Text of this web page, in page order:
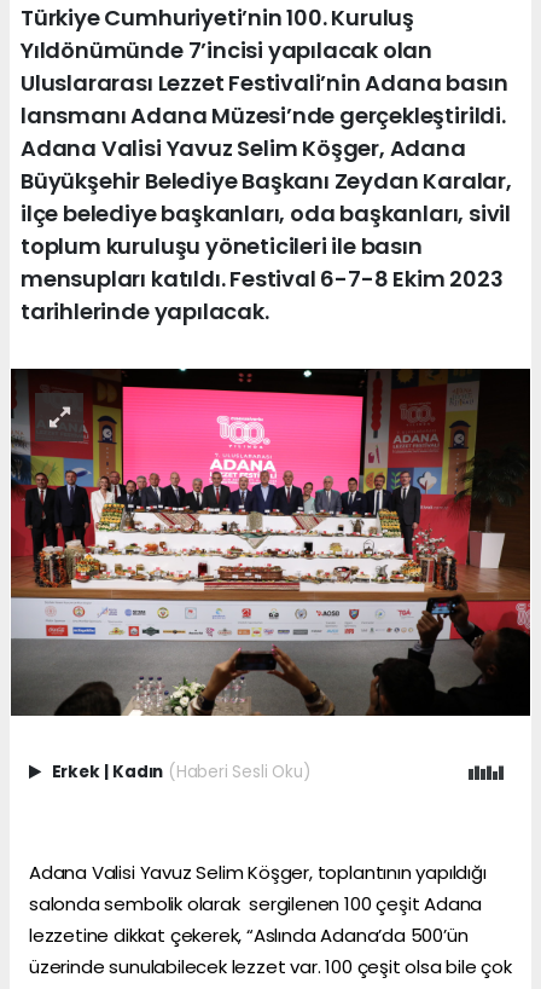
Türkiye Cumhuriyeti’nin 100. Kuruluş
Yıldönümünde 7’incisi yapılacak olan
Uluslararası Lezzet Festivali’nin Adana basın
lansmanı Adana Müzesi’nde gerçekleştirildi.
Adana Valisi Yavuz Selim Köşger, Adana
Büyükşehir Belediye Başkanı Zeydan Karalar,
ilçe belediye başkanları, oda başkanları, sivil
toplum kuruluşu yöneticileri ile basın
mensupları katıldı. Festival 6-7-8 Ekim 2023
tarihlerinde yapılacak.
Erkek | Kadın (Haberi Sesli Oku)
Adana Valisi Yavuz Selim Köşger, toplantının yapıldığı
salonda sembolik olarak sergilenen 100 çeşit Adana
lezzetine dikkat çekerek, “Aslında Adana’da 500’ün
üzerinde sunulabilecek lezzet var. 100 çeşit olsa bile çok